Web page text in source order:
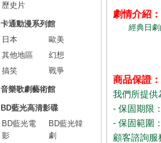
劇情介紹：
經典日劇的
商品保證：
我們所提供
- 保固期限
- 保固範圍
顧客諮詢服
歷史片
卡通動漫系列館
日本
歐美
其他地區
幻想
搞笑
戰爭
音樂歌劇藝術館
BD藍光高清影碟
BD藍光電
影
BD藍光韓
劇